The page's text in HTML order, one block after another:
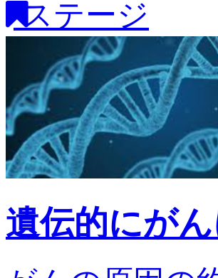
ステージ
遺伝的にが